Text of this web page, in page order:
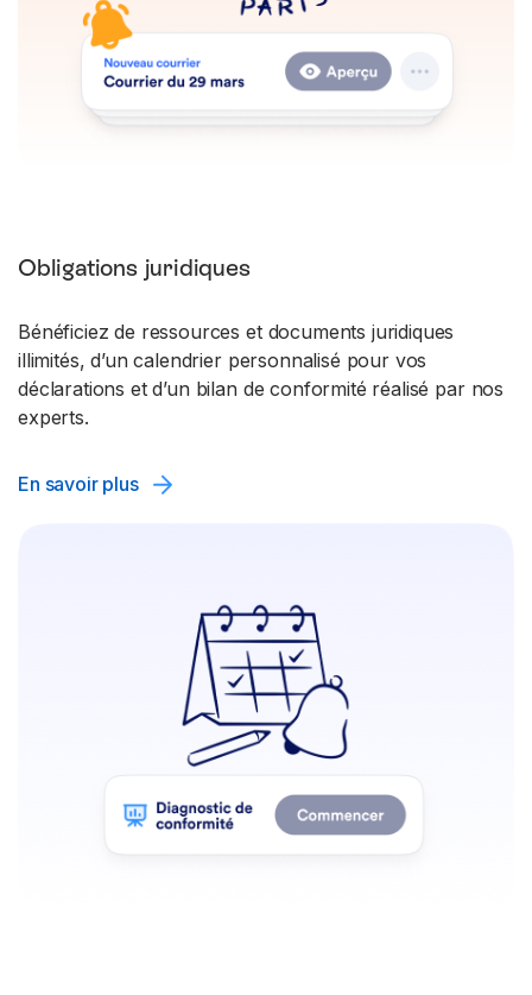
Obligations juridiques
Bénéficiez de ressources et documents juridiques
illimités, d’un calendrier personnalisé pour vos
déclarations et d’un bilan de conformité réalisé par nos
experts.
En savoir plus